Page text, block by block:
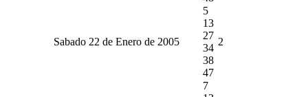
Sabado 22 de Enero de 2005
5
13
27
34
38
47
2
7